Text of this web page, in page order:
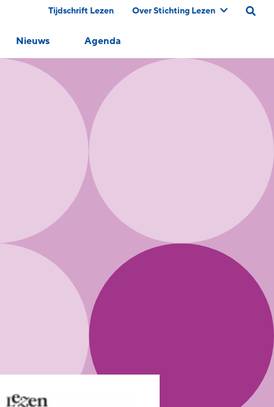
Tijdschrift Lezen Over Stichting Lezen
Nieuws Agenda